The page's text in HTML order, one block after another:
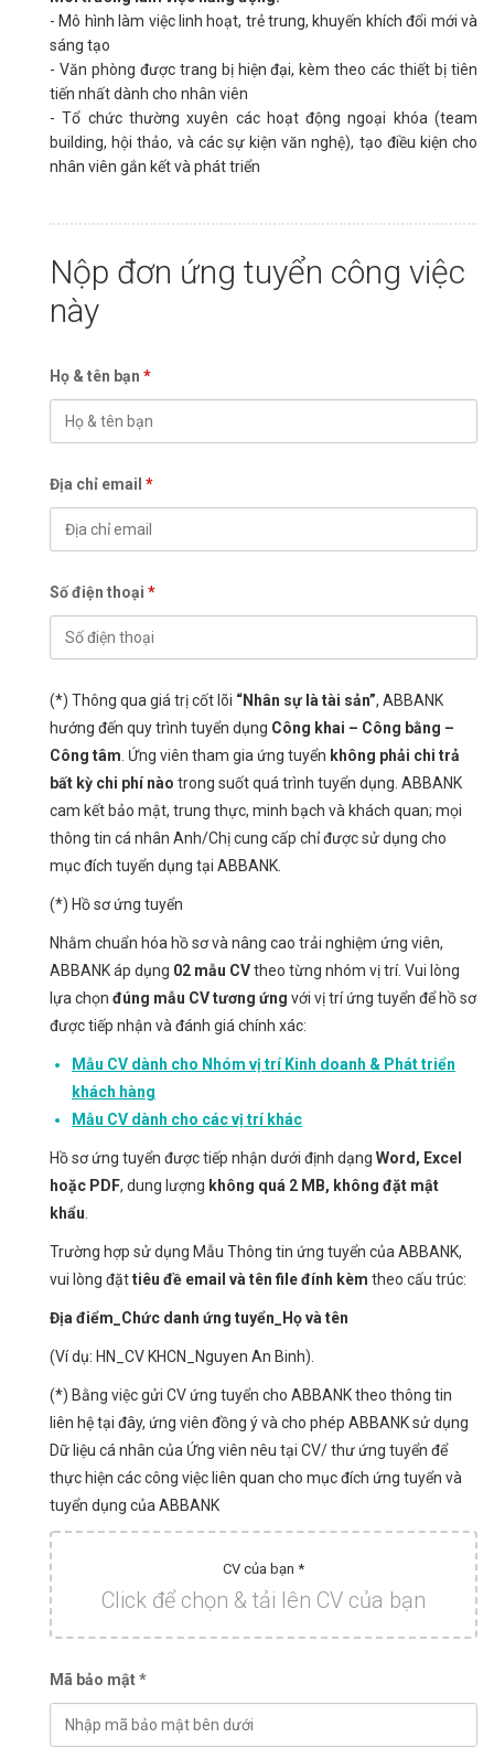
- Mô hình làm việc linh hoạt, trẻ trung, khuyến khích đổi mới và
sáng tạo
- Văn phòng được trang bị hiện đại, kèm theo các thiết bị tiên
tiến nhất dành cho nhân viên
- Tổ chức thường xuyên các hoạt động ngoại khóa (team
building, hội thảo, và các sự kiện văn nghệ), tạo điều kiện cho
nhân viên gắn kết và phát triển
Nộp đơn ứng tuyển công việc
này
Họ & tên bạn *
Địa chỉ email *
Số điện thoại *
(*) Thông qua giá trị cốt lõi “Nhân sự là tài sản”, ABBANK
hướng đến quy trình tuyển dụng Công khai – Công bằng –
Công tâm . Ứng viên tham gia ứng tuyển không phải chi trả
bất kỳ chi phí nào trong suốt quá trình tuyển dụng. ABBANK
cam kết bảo mật, trung thực, minh bạch và khách quan; mọi
thông tin cá nhân Anh/Chị cung cấp chỉ được sử dụng cho
mục đích tuyển dụng tại ABBANK.
(*) Hồ sơ ứng tuyển
Nhằm chuẩn hóa hồ sơ và nâng cao trải nghiệm ứng viên,
ABBANK áp dụng 02 mẫu CVtheo từng nhóm vị trí. Vui lòng
lựa chọn đúng mẫu CV tương ứng với vị trí ứng tuyển để hồ sơ
được tiếp nhận và đánh giá chính xác:
Mẫu CV dành cho Nhóm vị trí Kinh doanh & Phát triển
khách hàng
Mẫu CV dành cho các vị trí khác
Hồ sơ ứng tuyển được tiếp nhận dưới định dạng Word, Excel
hoặc PDF, dung lượng không quá 2 MB, không đặt mật
khẩu
Trường hợp sử dụng Mẫu Thông tin ứng tuyển của ABBANK,
vui lòng đặttiêu đề email và tên file đính kèm theo cấu trúc:
Địa điểm_Chức danh ứng tuyển_Họ và tên
(Ví dụ: HN_CV KHCN_Nguyen An Binh).
(*) Bằng việc gửi CV ứng tuyển cho ABBANK theo thông tin
liên hệ tại đây, ứng viên đồng ý và cho phép ABBANK sử dụng
Dữ liệu cá nhân của Ứng viên nêu tại CV/ thư ứng tuyển để
thực hiện các công việc liên quan cho mục đích ứng tuyển và
tuyển dụng của ABBANK
CV của bạn *
Click để chọn & tải lên CV của bạn
Mã bảo mật *